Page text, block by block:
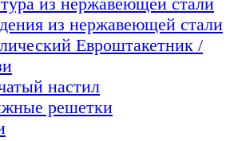
из нержавеющей стали
Евроштакетник /
настил
решетки